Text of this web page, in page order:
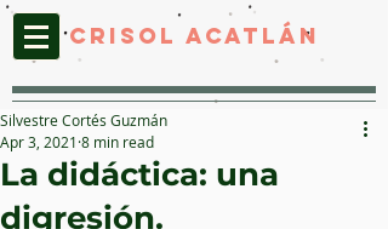
CRISOL ACATLáN
La didáctica: una
digresión.
Silvestre Cortés Guzmán
Apr 3, 2021 8 min read